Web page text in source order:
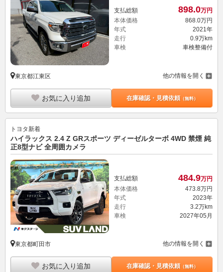
支払総額 898.0万円
本体価格
868.0万円
年式
2021年
走行
0.9万km
車検
車検整備付
東京都江東区 他の情報を開く
お気に入り追加 在庫確認・見積依頼（無料）
トヨタ新着
ハイラックス 2.4 Z GRスポーツ ディーゼルターボ 4WD 禁煙 純
正8型ナビ 全周囲カメラ
支払総額 484.9万円
本体価格
473. 8万円
年式
2023年
走行
3.2万km
車検
2027年05月
東京都町田市 他の情報を開く
お気に入り追加 在庫確認・見積依頼（無料）